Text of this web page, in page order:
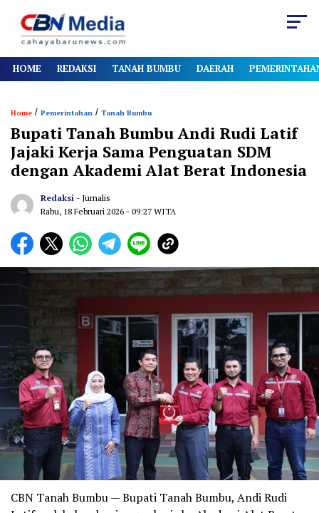
HOME REDAKSI TANAH BUMBU DAERAH
Home / Pemerintahan / Tanah Bumbu
Bupati Tanah Bumbu Andi Rudi Latif
Jajaki Kerja Sama Penguatan SDM
dengan Akademi Alat Berat Indonesia
Redaksi - Jurnalis
Rabu, 18 Februari 2026 - 09:27 WITA
CBN Tanah Bumbu — Bupati Tanah Bumbu, Andi Rudi